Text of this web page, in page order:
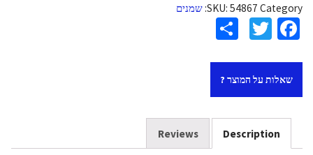
SKU: 54867 Category: שמנים
Fa
b
o
o
k
T
tt
er
e
שאלות על המוצר ?
Description
Reviews